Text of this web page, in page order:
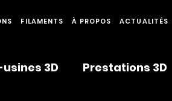
FILAMENTS À PROPOS ACTUALITÉS
3D Prestations 3D